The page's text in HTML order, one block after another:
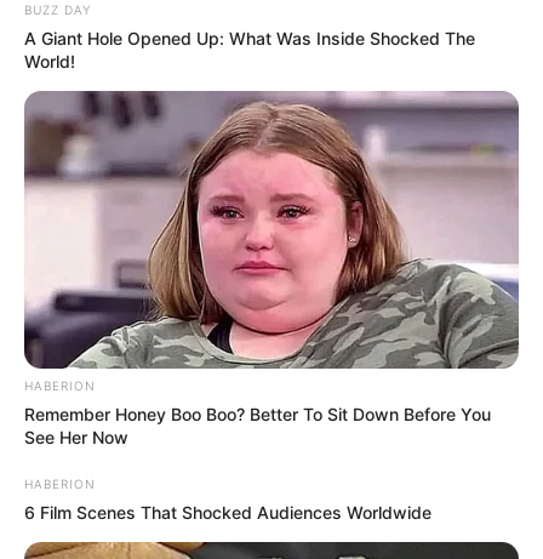
BUZZ DAY
A Giant Hole Opened Up: What Was Inside Shocked The
World!
HABERION
Remember Honey Boo Boo? Better To Sit Down Before You
See Her Now
HABERION
6 Film Scenes That Shocked Audiences Worldwide